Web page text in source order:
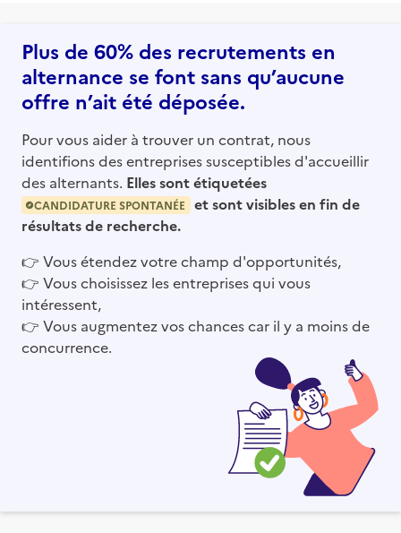
Plus de 60% des recrutements en
alternance se font sans qu’aucune
offre n’ait été déposée.
Pour vous aider à trouver un contrat, nous
identifions des entreprises susceptibles d'accueillir
des alternants. Elles sont étiquetées
CANDIDATURE SPONTANÉE
et sont visibles en fin de
résultats de recherche.
👉 Vous étendez votre champ d'opportunités,
👉 Vous choisissez les entreprises qui vous
intéressent,
👉 Vous augmentez vos chances car il y a moins de
concurrence.